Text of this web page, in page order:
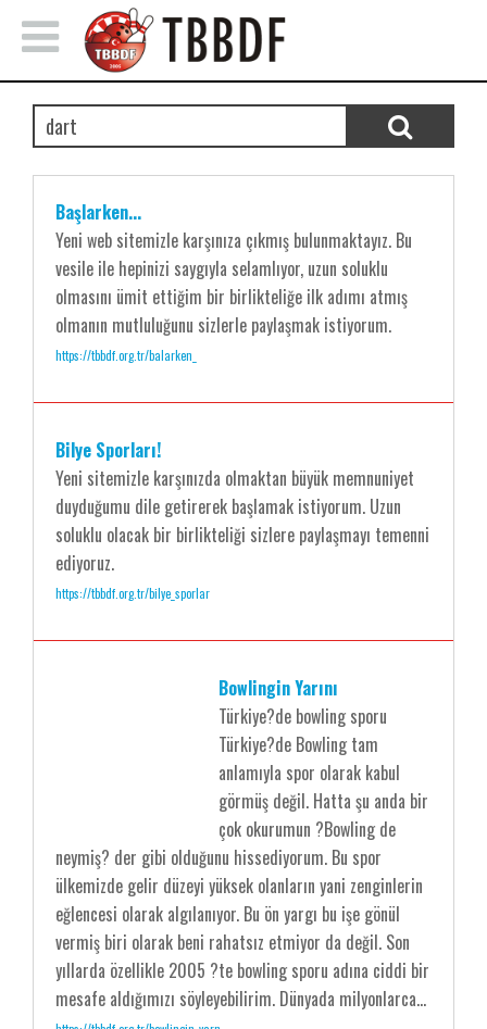
Başlarken...
Yeni web sitemizle karşınıza çıkmış bulunmaktayız. Bu
vesile ile hepinizi saygıyla selamlıyor, uzun soluklu
olmasını ümit ettiğim bir birlikteliğe ilk adımı atmış
olmanın mutluluğunu sizlerle paylaşmak istiyorum.
https://tbbdf.org.tr/balarken_
Bilye Sporları!
Yeni sitemizle karşınızda olmaktan büyük memnuniyet
duyduğumu dile getirerek başlamak istiyorum. Uzun
soluklu olacak bir birlikteliği sizlere paylaşmayı temenni
ediyoruz.
https://tbbdf.org.tr/bilye_sporlar
Bowlingin Yarını
Türkiye?de bowling sporu
Türkiye?de Bowling tam
anlamıyla spor olarak kabul
görmüş değil. Hatta şu anda bir
çok okurumun ?Bowling de
neymiş? der gibi olduğunu hissediyorum. Bu spor
ülkemizde gelir düzeyi yüksek olanların yani zenginlerin
eğlencesi olarak algılanıyor. Bu ön yargı bu işe gönül
vermiş biri olarak beni rahatsız etmiyor da değil. Son
yıllarda özellikle 2005 ?te bowling sporu adına ciddi bir
mesafe aldığımızı söyleyebilirim. Dünyada milyonlarca...